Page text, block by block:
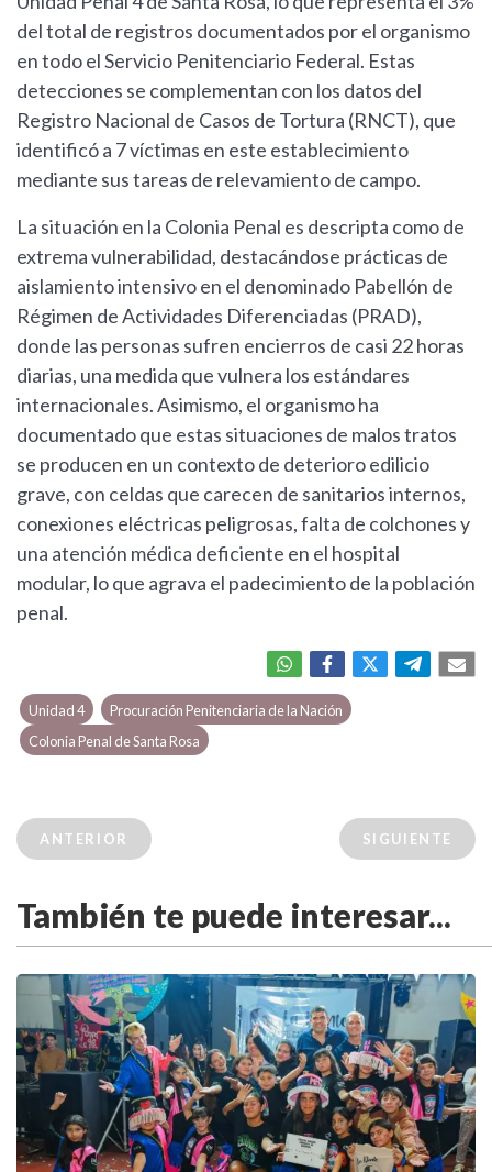
del total de registros documentados por el organismo
en todo el Servicio Penitenciario Federal. Estas
detecciones se complementan con los datos del
Registro Nacional de Casos de Tortura (RNCT), que
identificó a 7 víctimas en este establecimiento
mediante sus tareas de relevamiento de campo.
La situación en la Colonia Penal es descripta como de
extrema vulnerabilidad, destacándose prácticas de
aislamiento intensivo en el denominado Pabellón de
Régimen de Actividades Diferenciadas (PRAD),
donde las personas sufren encierros de casi 22 horas
diarias, una medida que vulnera los estándares
internacionales. Asimismo, el organismo ha
documentado que estas situaciones de malos tratos
se producen en un contexto de deterioro edilicio
grave, con celdas que carecen de sanitarios internos,
conexiones eléctricas peligrosas, falta de colchones y
una atención médica deficiente en el hospital
modular, lo que agrava el padecimiento de la población
penal.
Unidad 4
Procuración Penitenciaria de la Nación
Colonia Penal de Santa Rosa
ANTERIOR SIGUIENTE
También te puede interesar...